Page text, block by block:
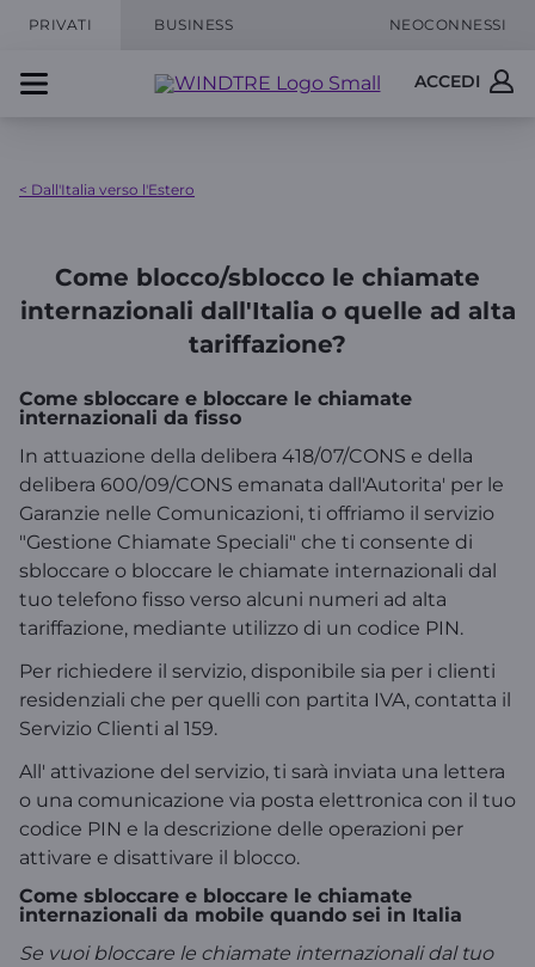
PRIVATI BUSINESS NEOCONNESSI
ACCEDI
< Dall'Italia verso l'Estero
Come blocco/sblocco le chiamate
internazionali dall'Italia o quelle ad alta
tariffazione?
Come sbloccare e bloccare le chiamate
internazionali da fisso
In attuazione della delibera 418/07/CONS e della
delibera 600/09/CONS emanata dall'Autorita' per le
Garanzie nelle Comunicazioni, ti offriamo il servizio
"Gestione Chiamate Speciali" che ti consente di
sbloccare o bloccare le chiamate internazionali dal
tuo telefono fisso verso alcuni numeri ad alta
tariffazione, mediante utilizzo di un codice PIN.
Per richiedere il servizio, disponibile sia per i clienti
residenziali che per quelli con partita IVA, contatta il
Servizio Clienti al 159.
All' attivazione del servizio, ti sarà inviata una lettera
o una comunicazione via posta elettronica con il tuo
codice PIN e la descrizione delle operazioni per
attivare e disattivare il blocco.
Come sbloccare e bloccare le chiamate
internazionali da mobile quando sei in Italia
Se vuoi bloccare le chiamate internazionali dal tuo